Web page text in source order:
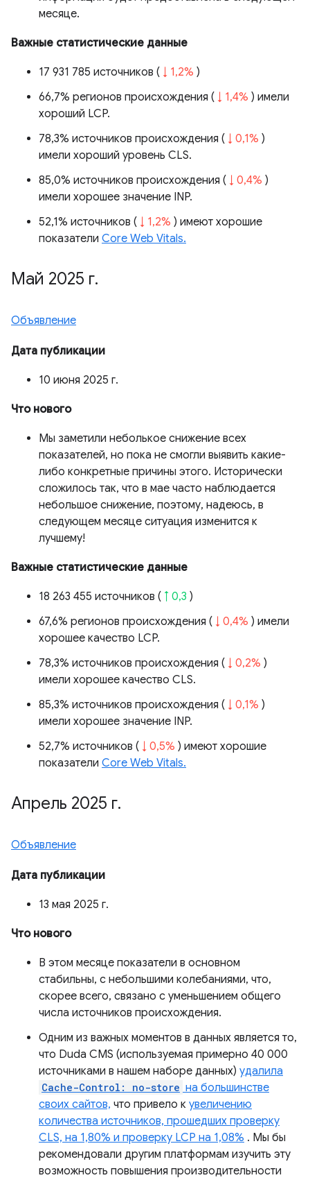
месяце.
Важные статистические данные
17 931 785 источников ( ↓ 1,2% )
66,7% регионов происхождения ( ↓ 1,4% ) имели
хороший LCP.
78,3% источников происхождения ( ↓ 0,1% )
имели хороший уровень CLS.
85,0% источников происхождения ( ↓ 0,4% )
имели хорошее значение INP.
52,1% источников ( ↓ 1,2% ) имеют хорошие
показатели Core Web Vitals.
Май 2025 г.
Объявление
Дата публикации
10 июня 2025 г.
Что нового
Мы заметили неболькое снижение всех
показателей, но пока не смогли выявить какие-
либо конкретные причины этого. Исторически
сложилось так, что в мае часто наблюдается
небольшое снижение, поэтому, надеюсь, в
следующем месяце ситуация изменится к
лучшему!
Важные статистические данные
18 263 455 источников ( ↑ 0,3 )
67,6% регионов происхождения ( ↓ 0,4% ) имели
хорошее качество LCP.
78,3% источников происхождения ( ↓ 0,2% )
имели хорошее качество CLS.
85,3% источников происхождения ( ↓ 0,1% )
имели хорошее значение INP.
52,7% источников ( ↓ 0,5% ) имеют хорошие
показатели Core Web Vitals.
Апрель 2025 г.
Объявление
Дата публикации
13 мая 2025 г.
Что нового
В этом месяце показатели в основном
стабильны, с небольшими колебаниями, что,
скорее всего, связано с уменьшением общего
числа источников происхождения.
Одним из важных моментов в данных является то,
что Duda CMS (используемая примерно 40 000
источниками в нашем наборе данных) удалила
Cache-Control: no-store на большинстве
своих сайтов, что привело к увеличению
количества источников, прошедших проверку
CLS, на 1,80% и проверку LCP на 1,08% . Мы бы
рекомендовали другим платформам изучить эту
возможность повышения производительности